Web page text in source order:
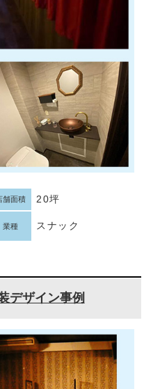
舗面積 20坪
業種 スナック
デザイン事例